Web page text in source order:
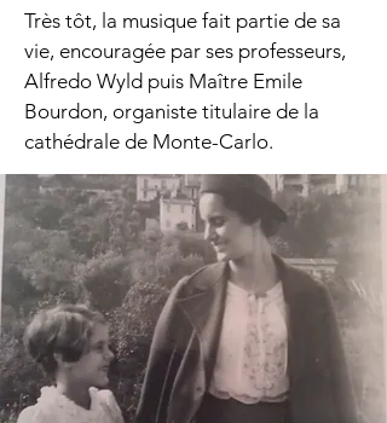
Très tôt, la musique fait partie de sa
vie, encouragée par ses professeurs,
Alfredo Wyld puis Maître Emile
Bourdon, organiste titulaire de la
cathédrale de Monte-Carlo.